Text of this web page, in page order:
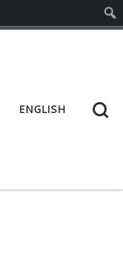
ENGLISH